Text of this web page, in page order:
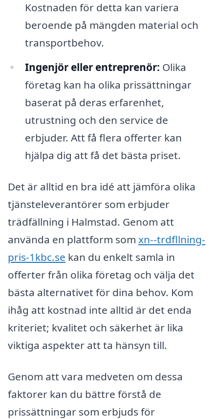
Kostnaden för detta kan variera
beroende på mängden material och
transportbehov.
Ingenjör eller entreprenör: Olika
företag kan ha olika prissättningar
baserat på deras erfarenhet,
utrustning och den service de
erbjuder. Att få flera offerter kan
hjälpa dig att få det bästa priset.
Det är alltid en bra idé att jämföra olika
tjänsteleverantörer som erbjuder
trädfällning i Halmstad. Genom att
använda en plattform som xn--trdfllning-
pris-1kbc.se kan du enkelt samla in
offerter från olika företag och välja det
bästa alternativet för dina behov. Kom
ihåg att kostnad inte alltid är det enda
kriteriet; kvalitet och säkerhet är lika
viktiga aspekter att ta hänsyn till.
Genom att vara medveten om dessa
faktorer kan du bättre förstå de
prissättningar som erbjuds för